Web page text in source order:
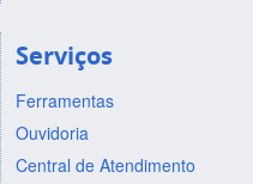
Serviços
Ferramentas
Ouvidoria
Central de Atendimento